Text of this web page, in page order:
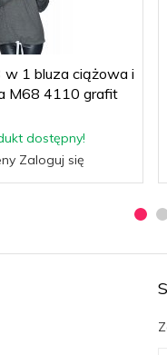
w 1 bluza ciążowa i
M68 4110 grafit
dostępny!
Zaloguj się